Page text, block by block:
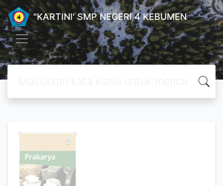
"KARTINI' SMP NEGERI 4 KEBUMEN